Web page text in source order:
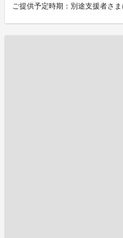
ご提供予定時期：別途支援者さ